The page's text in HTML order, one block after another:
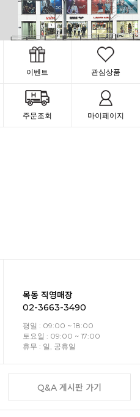
이벤트 관심상품
주문조회 마이페이지
목동 직영매장
02-3663-3490
평일 : 09:00 ~ 18:00
토요일 : 09:00 ~ 17:00
휴무 : 일, 공휴일
Q&A 게시판 가기